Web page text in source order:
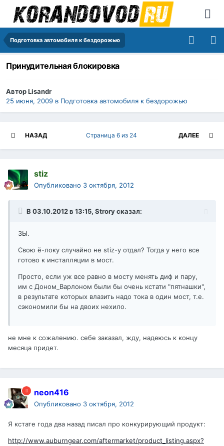
Подготовка автомобиля к бездорожью
Принудительная блокировка
АвторLisandr
25 июня, 2009 в Подготовка автомобиля к бездорожью
НАЗАД ДАЛЕЕ
Страница 6 из 24
stiz
Опубликовано 3 октября, 2012
В 03.10.2012 в 13:15, Strory сказал:
ЗЫ.
Свою ё-локу случайно не stiz-у отдал? Тогда у него все
готово к инсталляции в мост.
Просто, если уж все равно в мосту менять диф и пару,
им с Доном_Варлоном были бы очень кстати "пятнашки",
в результате которых влазить надо тока в один мост, т.е.
сэкономили бы на двоих нехило.
не мне к сожалению. себе заказал, жду, надеюсь к концу
месяца придет.
neon416
Опубликовано 3 октября, 2012
Я кстате года два назад писал про конкурирующий продукт:
http://www.auburngear.com/aftermarket/product_listing.aspx?